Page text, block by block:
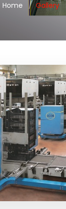
Home Gallery